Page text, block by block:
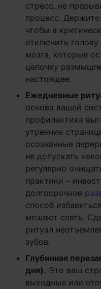
стресс, не
процесс.
чтобы в
отключить
мозга, которые
цепочку
настоящее.
Ежедневные
основа вашей
профилактика
утренние
осознанные
не допускать
регулярно
практики –
долгосрочное
способ
мешают спать.
ритуал
зубов.
Глубинная
дня). Это ваш
выходные или